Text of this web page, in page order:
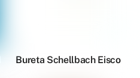
Bureta Schellbach Eisco